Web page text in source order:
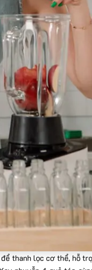
thanh lọc cơ thể, hỗ